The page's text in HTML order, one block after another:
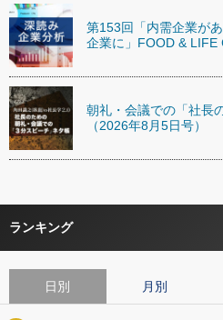
第153回「内需企業が
企業に」FOOD & LIFE
朝礼・会議での「社長
（2026年8月5日号）
ランキング
日別 月別